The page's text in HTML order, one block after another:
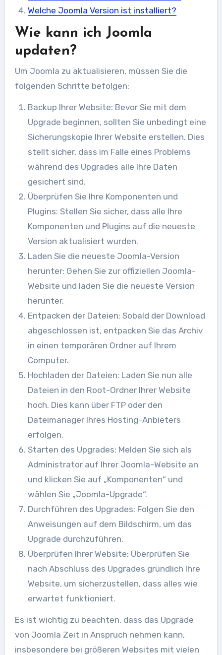
Welche Joomla Version ist installiert?
Wie kann ich Joomla
updaten?
Um Joomla zu aktualisieren, müssen Sie die
folgenden Schritte befolgen:
Backup Ihrer Website: Bevor Sie mit dem
Upgrade beginnen, sollten Sie unbedingt eine
Sicherungskopie Ihrer Website erstellen. Dies
stellt sicher, dass im Falle eines Problems
während des Upgrades alle Ihre Daten
gesichert sind.
Überprüfen Sie Ihre Komponenten und
Plugins: Stellen Sie sicher, dass alle Ihre
Komponenten und Plugins auf die neueste
Version aktualisiert wurden.
Laden Sie die neueste Joomla-Version
herunter: Gehen Sie zur offiziellen Joomla-
Website und laden Sie die neueste Version
herunter.
Entpacken der Dateien: Sobald der Download
abgeschlossen ist, entpacken Sie das Archiv
in einen temporären Ordner auf Ihrem
Computer.
Hochladen der Dateien: Laden Sie nun alle
Dateien in den Root-Ordner Ihrer Website
hoch. Dies kann über FTP oder den
Dateimanager Ihres Hosting-Anbieters
erfolgen.
Starten des Upgrades: Melden Sie sich als
Administrator auf Ihrer Joomla-Website an
und klicken Sie auf „Komponenten“ und
wählen Sie „Joomla-Upgrade“.
Durchführen des Upgrades: Folgen Sie den
Anweisungen auf dem Bildschirm, um das
Upgrade durchzuführen.
Überprüfen Ihrer Website: Überprüfen Sie
nach Abschluss des Upgrades gründlich Ihre
Website, um sicherzustellen, dass alles wie
erwartet funktioniert.
Es ist wichtig zu beachten, dass das Upgrade
von Joomla Zeit in Anspruch nehmen kann,
insbesondere bei größeren Websites mit vielen